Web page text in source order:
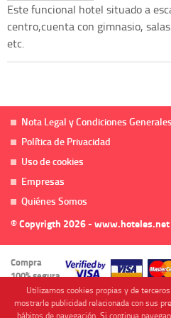
Este funcional hotel situado a
centro,cuenta con gimnasio,
etc.
Nota Legal y Condiciones Generales
Política de Privacidad
Uso de cookies
Empresas
Quiénes Somos
© Copyrigth 2026 - www.hoteles.net
Compra
100% segura
Utilizamos cookies propias y de
mostrarle publicidad relacionada con sus